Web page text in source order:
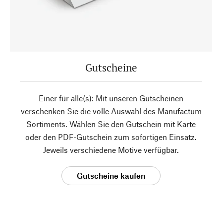
Gutscheine
Einer für alle(s): Mit unseren Gutscheinen
verschenken Sie die volle Auswahl des Manufactum
Sortiments. Wählen Sie den Gutschein mit Karte
oder den PDF-Gutschein zum sofortigen Einsatz.
Jeweils verschiedene Motive verfügbar.
Gutscheine kaufen